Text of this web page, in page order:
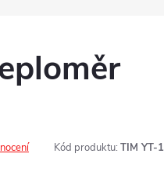
Kód produktu: TIM YT-1